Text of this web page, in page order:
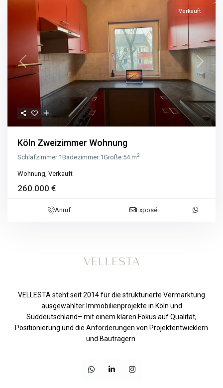
Previous Next
Verkauft
Köln Zweizimmer Wohnung
Schlafzimmer:1Badezimmer:1Größe:54 m2
Wohnung Verkauft
260.000 €
Anruf Exposé
VELLESTA steht seit 2014 für die strukturierte Vermarktung
ausgewählter Immobilienprojekte in Köln und
Süddeutschland– mit einem klaren Fokus auf Qualität,
Positionierung und die Anforderungen von Projektentwicklern
und Bauträgern.